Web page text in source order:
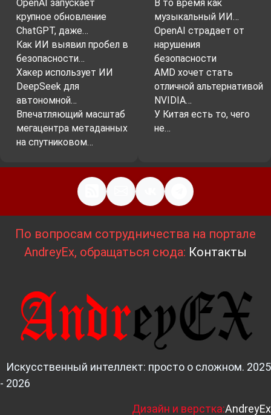
OpenAI запускает
крупное обновление
ChatGPT, даже…
Как ИИ выявил пробел в
безопасности…
Хакер использует ИИ
DeepSeek для
автономной…
Впечатляющий масштаб
мегацентра метаданных
на спутниковом…
В то время как
музыкальный ИИ…
OpenAI страдает от
нарушения
безопасности
AMD хочет стать
отличной альтернативой
NVIDIA…
У Китая есть то, чего
не…
По вопросам сотрудничества на портале
AndreyEx, обращаться сюда: Контакты
Искусственный интеллект: просто о сложном. 2025
- 2026
Дизайн и верстка:AndreyEx